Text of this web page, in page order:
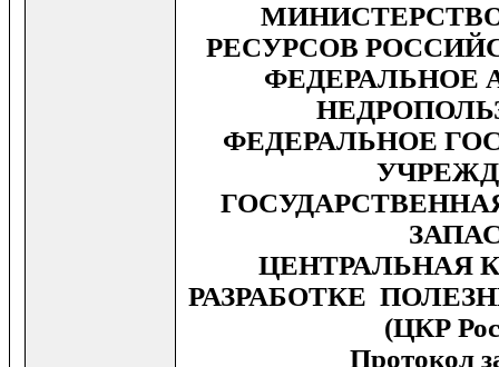
РЕСУРСОВ
ФЕДЕРАЛЬНОЕ
ФЕДЕРАЛЬНОЕ
ЦЕНТРАЛЬНАЯ
РАЗРАБОТКЕ
(ЦКР
Протокол